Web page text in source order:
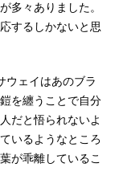
多々ありました。
するしかないと思
ウェイはあのブラ
を纏うことで自分
だと悟られないよ
いるようなところ
が乖離しているこ